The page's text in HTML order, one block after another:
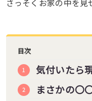
さっそくお家の中を見
目次
気付いたら
まさかの〇